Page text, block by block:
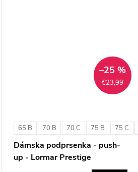
€23,99
–25 %
65 B 70 B 70 C 75 B 75 C
Dámska podprsenka - push-
up - Lormar Prestige